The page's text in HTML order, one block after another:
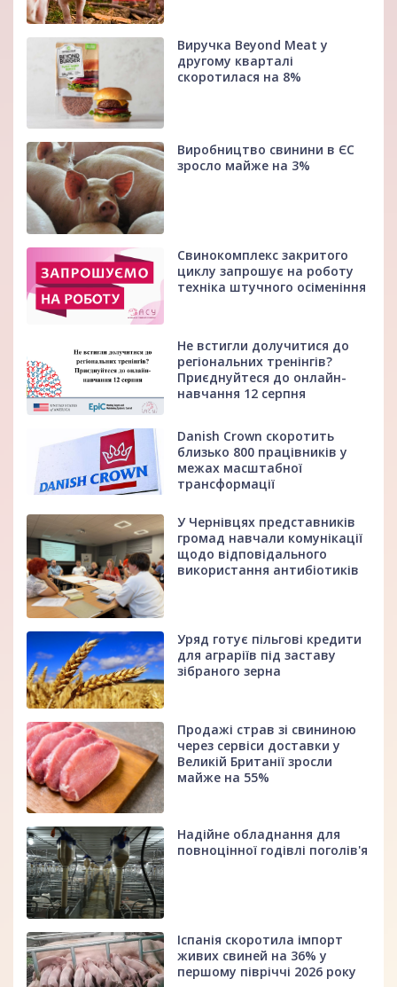
Виручка Beyond Meat у
другому кварталі
скоротилася на 8%
Виробництво свинини в ЄС
зросло майже на 3%
Свинокомплекс закритого
циклу запрошує на роботу
техніка штучного осіменіння
Не встигли долучитися до
регіональних тренінгів?
Приєднуйтеся до онлайн-
навчання 12 серпня
Danish Crown скоротить
близько 800 працівників у
межах масштабної
трансформації
У Чернівцях представників
громад навчали комунікації
щодо відповідального
використання антибіотиків
Уряд готує пільгові кредити
для аграріїв під заставу
зібраного зерна
Продажі страв зі свининою
через сервіси доставки у
Великій Британії зросли
майже на 55%
Надійне обладнання для
повноцінної годівлі поголів'я
Іспанія скоротила імпорт
живих свиней на 36% у
першому півріччі 2026 року